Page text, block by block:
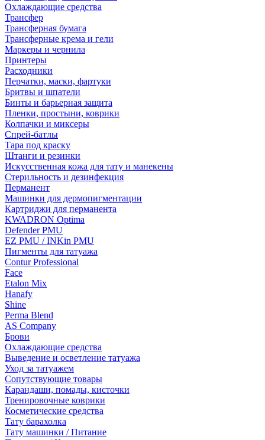
Охлаждающие средства
Трансфер
Трансферная бумага
Трансферные крема и гели
Маркеры и чернила
Принтеры
Расходники
Перчатки, маски, фартуки
Бритвы и шпатели
Бинты и барьерная защита
Пленки, простыни, коврики
Колпачки и миксеры
Спрей-батлы
Тара под краску
Штанги и резинки
Искусственная кожа для тату и манекены
Стерильность и дезинфекция
Перманент
Машинки для дермопигментации
Картриджи для перманента
KWADRON Optima
Defender PMU
EZ PMU / INKin PMU
Пигменты для татуажа
Contur Professional
Face
Etalon Mix
Hanafy
Shine
Perma Blend
AS Company
Брови
Охлаждающие средства
Выведение и осветление татуажа
Уход за татуажем
Сопутствующие товары
Карандаши, помады, кисточки
Тренировочные коврики
Косметические средства
Тату барахолка
Тату машинки / Питание